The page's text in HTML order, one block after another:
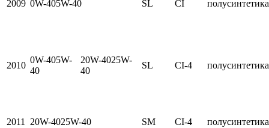
2009 0W-405W-40 SL CI полусинтетика
2010
0W-405W-
40
20W-4025W-
40
SL CI-4 полусинтетика
2011 20W-4025W-40 SM CI-4 полусинтетика